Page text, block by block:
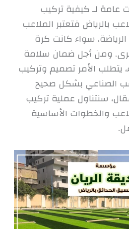
عامة لـ كيفية تركيب
بالرياض فتعتبر الملاعب
سواء كانت كرة
ومن أجل ضمان سلامة
يتطلب الأمر تصميم وتركيب
الصناعي بشكل صحيح
سنتناول عملية تركيب
والخطوات الأساسية